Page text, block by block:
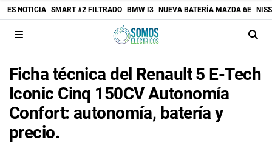
ES NOTICIA SMART #2 FILTRADO BMW I3 NUEVA BATERÍA MAZDA 6E
Ficha técnica del Renault 5 E-Tech
Iconic Cinq 150CV Autonomía
Confort: autonomía, batería y
precio.